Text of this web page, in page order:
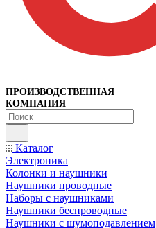
ПРОИЗВОДСТВЕННАЯ
КОМПАНИЯ
Каталог
Электроника
Колонки и наушники
Наушники проводные
Наборы с наушниками
Наушники беспроводные
Наушники с шумоподавлением